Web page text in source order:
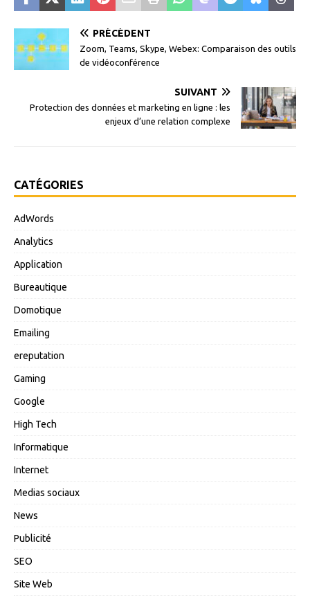
PRÉCÉDENT
Zoom, Teams, Skype, Webex: Comparaison des outils
de vidéoconférence
SUIVANT
Protection des données et marketing en ligne : les
enjeux d’une relation complexe
CATÉGORIES
AdWords
Analytics
Application
Bureautique
Domotique
Emailing
ereputation
Gaming
Google
High Tech
Informatique
Internet
Medias sociaux
News
Publicité
SEO
Site Web